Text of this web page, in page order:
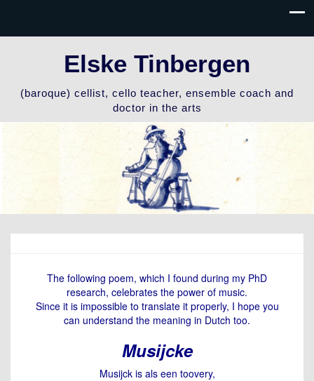
Elske Tinbergen
(baroque) cellist, cello teacher, ensemble coach and
doctor in the arts
The following poem, which I found during my PhD
research, celebrates the power of music.
Since it is impossible to translate it properly, I hope you
can understand the meaning in Dutch too.
Musijcke
Musijck is als een toovery,